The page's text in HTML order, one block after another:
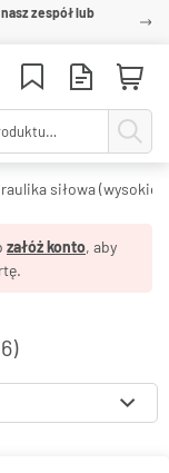
zespół lub
siłowa (wysokie
załóż konto, aby